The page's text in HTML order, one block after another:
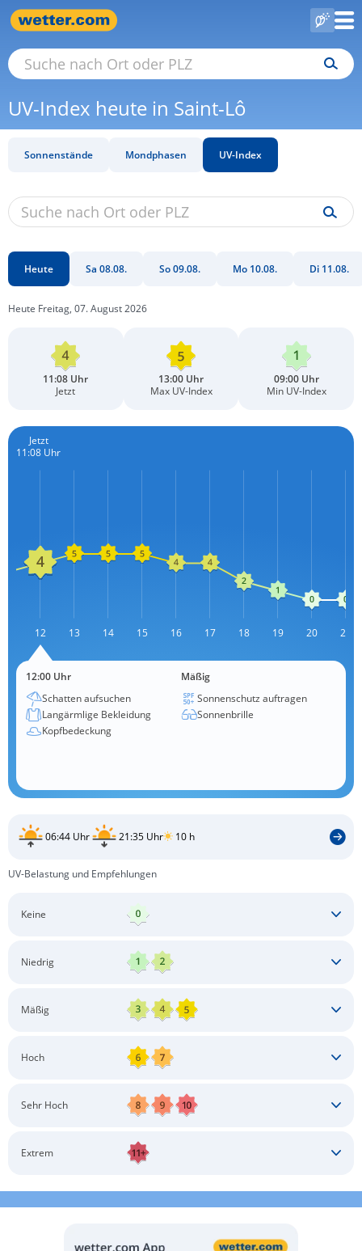
UV-Index heute in Saint-Lô
Sonnenstände Mondphasen UV-Index
Heute Sa 08.08. So 09.08. Mo 10.08. Di 11.08.
Heute Freitag, 07. August 2026
11:08 Uhr
Jetzt
13:00 Uhr
Max UV-Index
09:00 Uhr
Min UV-Index
Jetzt
11:08 Uhr
L
12 13 14 15 16 17 18 19 20 21
12:00 Uhr
Schatten aufsuchen
Langärmlige Bekleidung
Kopfbedeckung
Mäßig
Sonnenschutz auftragen
Sonnenbrille
06:44 Uhr 21:35 Uhr 10 h
UV-Belastung und Empfehlungen
Keine
Niedrig
Mäßig
Langärmlige Bekleidung
Hoch
Langärmlige Bekleidung
Sonnenbrille
Sehr Hoch
Langärmlige Bekleidung
Extrem